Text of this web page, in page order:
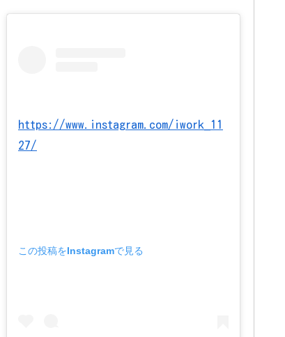
https://www.instagram.com/iwork_11
27/
この投稿をInstagramで見る